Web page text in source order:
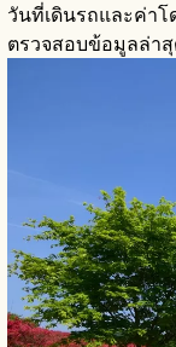
วันที่เดินรถและค่าโ
ตรวจสอบข้อมูลล่าสุ